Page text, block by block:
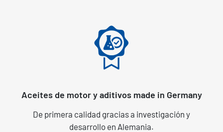
Aceites de motor y aditivos made in Germany
De primera calidad gracias a investigación y
desarrollo en Alemania.